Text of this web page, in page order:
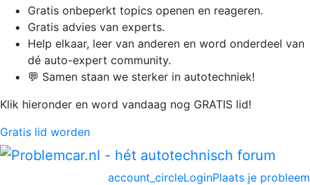
Gratis onbeperkt topics openen en reageren.
Gratis advies van experts.
Help elkaar, leer van anderen en word onderdeel van
dé auto-expert community.
💬 Samen staan we sterker in autotechniek!
Klik hieronder en word vandaag nog GRATIS lid!
Gratis lid worden
Plaats je probleem
account_circleLogin